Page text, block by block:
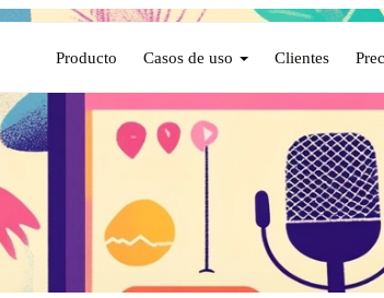
Producto Casos de uso Clientes